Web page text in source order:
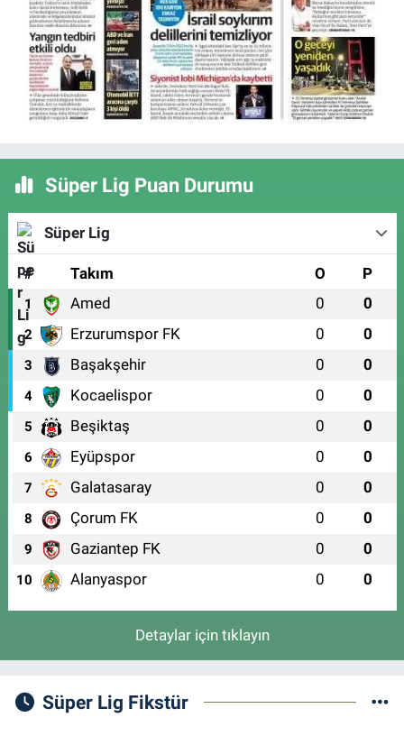
Süper Lig Puan Durumu
Süper Lig
# Takım O P
1 Amed 0 0
2 Erzurumspor FK 0 0
3 Başakşehir 0 0
4 Kocaelispor 0 0
5 Beşiktaş 0 0
6 Eyüpspor 0 0
7 Galatasaray 0 0
8 Çorum FK 0 0
9 Gaziantep FK 0 0
10 Alanyaspor 0 0
Detaylar için tıklayın
Süper Lig Fikstür